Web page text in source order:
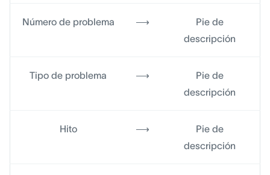
Número de problema ⟶
Pie de
descripción
Tipo de problema ⟶
Pie de
descripción
Hito ⟶
Pie de
descripción